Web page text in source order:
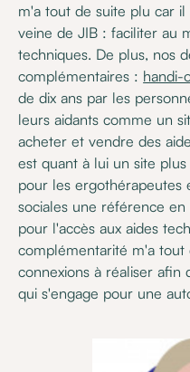
m'a tout de suite plu car
veine de JIB : faciliter au
techniques. De plus, nos
complémentaires : handi-
de dix ans par les
leurs aidants comme un
acheter et vendre des
est quant à lui un site
pour les ergothérapeutes
sociales une référence
pour l'accès aux aides
complémentarité m'a
connexions à réaliser afin
qui s'engage pour une